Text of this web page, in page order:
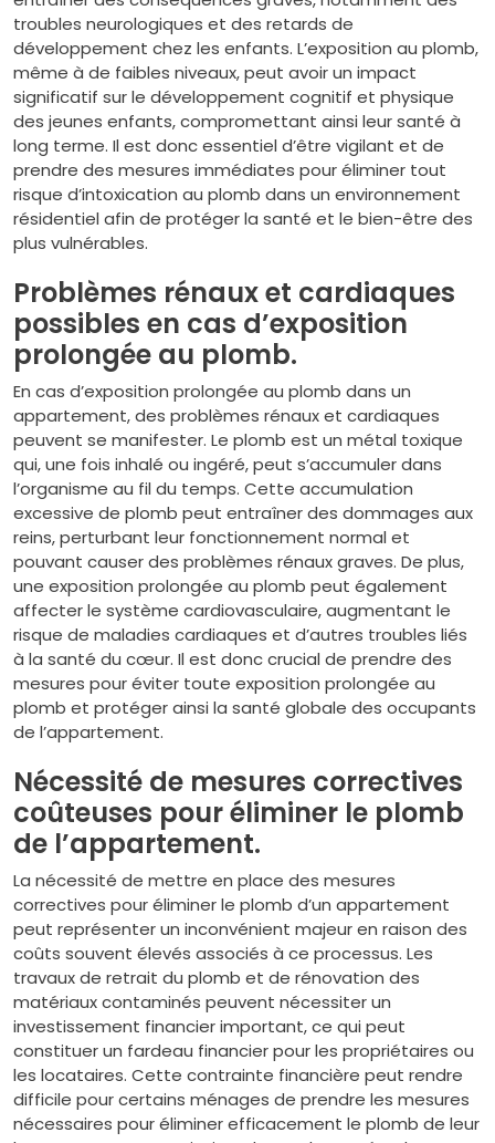
troubles neurologiques et des retards de
développement chez les enfants. L’exposition au plomb,
même à de faibles niveaux, peut avoir un impact
significatif sur le développement cognitif et physique
des jeunes enfants, compromettant ainsi leur santé à
long terme. Il est donc essentiel d’être vigilant et de
prendre des mesures immédiates pour éliminer tout
risque d’intoxication au plomb dans un environnement
résidentiel afin de protéger la santé et le bien-être des
plus vulnérables.
Problèmes rénaux et cardiaques
possibles en cas d’exposition
prolongée au plomb.
En cas d’exposition prolongée au plomb dans un
appartement, des problèmes rénaux et cardiaques
peuvent se manifester. Le plomb est un métal toxique
qui, une fois inhalé ou ingéré, peut s’accumuler dans
l’organisme au fil du temps. Cette accumulation
excessive de plomb peut entraîner des dommages aux
reins, perturbant leur fonctionnement normal et
pouvant causer des problèmes rénaux graves. De plus,
une exposition prolongée au plomb peut également
affecter le système cardiovasculaire, augmentant le
risque de maladies cardiaques et d’autres troubles liés
à la santé du cœur. Il est donc crucial de prendre des
mesures pour éviter toute exposition prolongée au
plomb et protéger ainsi la santé globale des occupants
de l’appartement.
Nécessité de mesures correctives
coûteuses pour éliminer le plomb
de l’appartement.
La nécessité de mettre en place des mesures
correctives pour éliminer le plomb d’un appartement
peut représenter un inconvénient majeur en raison des
coûts souvent élevés associés à ce processus. Les
travaux de retrait du plomb et de rénovation des
matériaux contaminés peuvent nécessiter un
investissement financier important, ce qui peut
constituer un fardeau financier pour les propriétaires ou
les locataires. Cette contrainte financière peut rendre
difficile pour certains ménages de prendre les mesures
nécessaires pour éliminer efficacement le plomb de leur